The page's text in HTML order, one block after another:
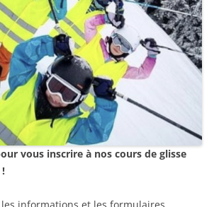
vous inscrire à nos cours de glisse